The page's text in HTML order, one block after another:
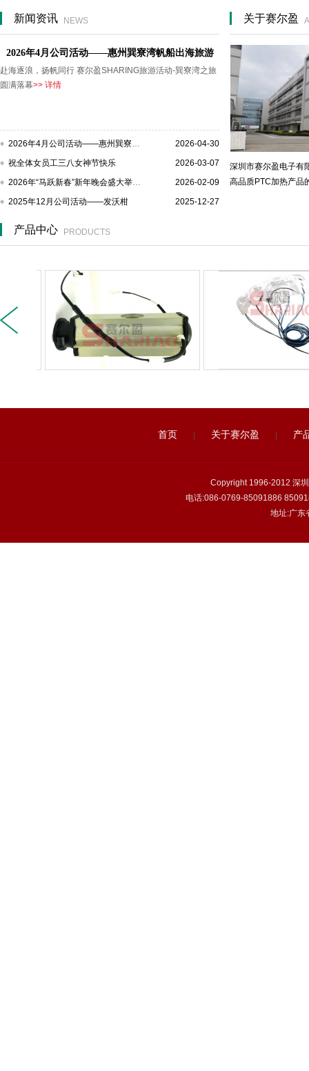
新闻资讯 NEWS
2026年4月公司活动——惠州巽寮湾帆船出海旅游
赴海逐浪，扬帆同行 赛尔盈SHARING旅游活动-巽寮湾之旅
圆满落幕>> 详情
2026年4月公司活动——惠州巽寮湾帆船…
2026-04-30
祝全体女员工三八女神节快乐
2026-03-07
2026年“马跃新春”新年晚会盛大举行…
2026-02-09
2025年12月公司活动——发沃柑
2025-12-27
关于赛尔盈
深圳市赛尔盈电子有
高品质PTC加热产品
产品中心 PRODUCTS
首页 关于赛尔盈 产
Copyright 1996-2012 深
电话:086-0769-85091886
地址:广东